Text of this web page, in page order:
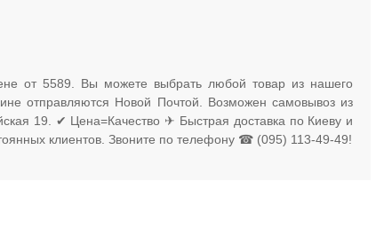
от 5589. Вы можете выбрать любой товар из нашего
отправляются Новой Почтой. Возможен самовывоз из
19. ✔ Цена=Качество ✈ Быстрая доставка по Киеву и
клиентов. Звоните по телефону ☎ (095) 113-49-49!